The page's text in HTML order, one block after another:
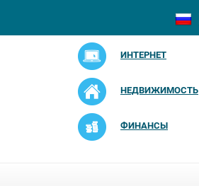
ИНТЕРНЕТ
НЕДВИЖИМОСТЬ
ФИНАНСЫ